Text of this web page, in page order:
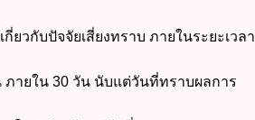
วกับปัจจัยเสี่ยงทราบ ภายในระยะเวลา
ายใน 30 วัน นับแต่วันที่ทราบผลการ